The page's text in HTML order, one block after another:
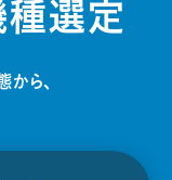
種選定
ら、